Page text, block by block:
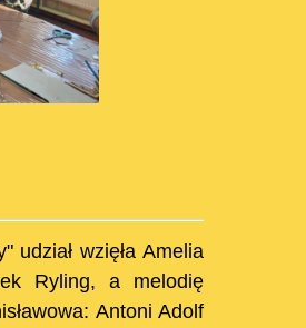
udział wzięła Amelia
Ryling, a melodię
Antoni Adolf